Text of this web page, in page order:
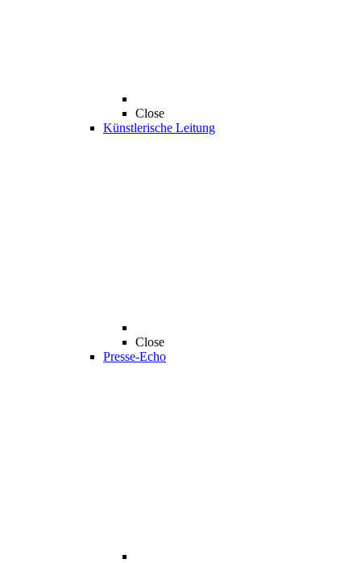
Close
Künstlerische Leitung
Close
Presse-Echo